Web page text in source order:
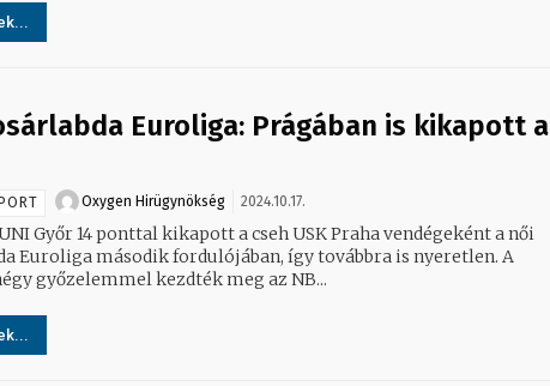
Euroliga: Prágában is kikapott a
Oxygen Hirügynökség 2024.10.17.
UNI Győr 14 ponttal kikapott a cseh USK Praha vendégeként a női
Euroliga második fordulójában, így továbbra is nyeretlen. A
győzelemmel kezdték meg az NB...